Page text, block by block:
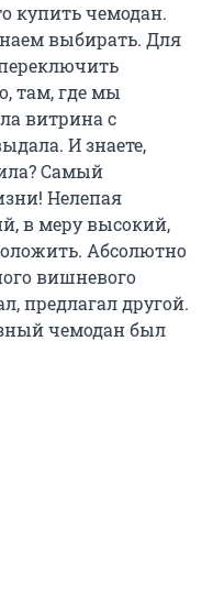
купить чемодан.
выбирать. Для
там, где мы
витрина с
И знаете,
Самый
Нелепая
в меру высокий,
Абсолютно
вишневого
предлагал другой.
чемодан был